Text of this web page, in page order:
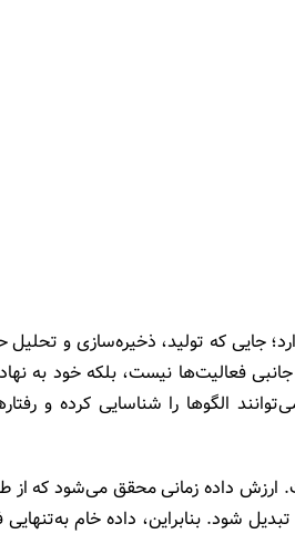
جایی که تولید، ذخیره‌سازی و
فعالیت‌ها نیست، بلکه خود به
الگوها را شناسایی کرده و
ارزش داده زمانی محقق می‌شود که از
شود. بنابراین، داده خام به‌تنهایی